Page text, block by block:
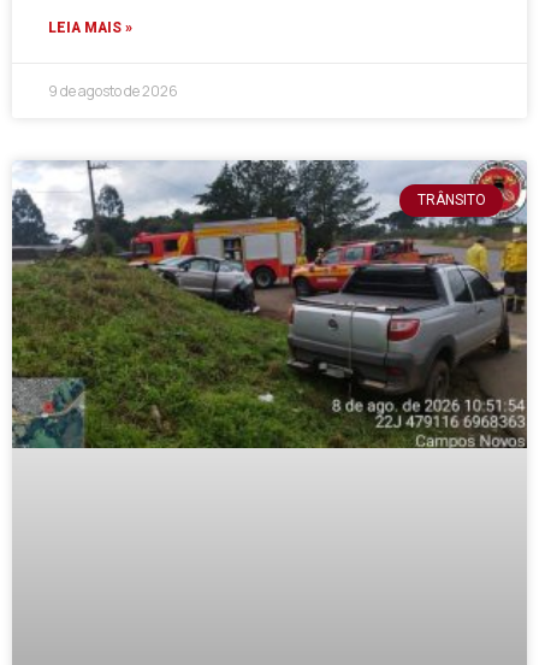
LEIA MAIS »
9 de agosto de 2026
TRÂNSITO